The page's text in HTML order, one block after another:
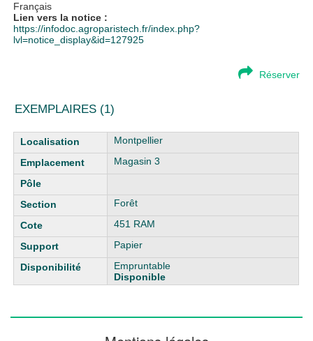
Français
Lien vers la notice :
https://infodoc.agroparistech.fr/index.php?
lvl=notice_display&id=127925
Réserver
EXEMPLAIRES (1)
Liste des exemplaires
Montpellier
Magasin 3
Forêt
451 RAM
Papier
Empruntable
Disponible